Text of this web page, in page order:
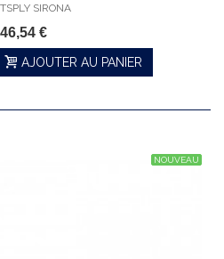
SIRONA
46,54 €
AJOUTER AU PANIER
NOUVEAU